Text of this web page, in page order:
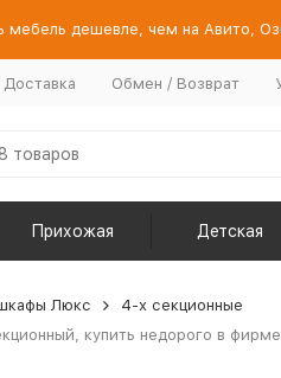
мебель дешевле, чем на Авито,
Обмен / Возврат
Прихожая Детская
Люкс
4-х секционные
купить недорого в